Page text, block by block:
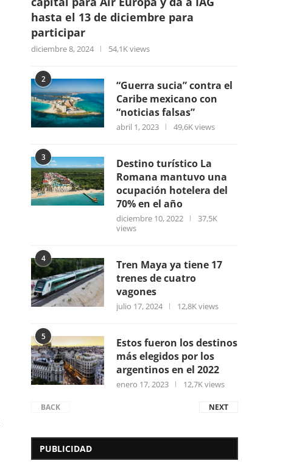
hasta el 13 de diciembre para
participar
diciembre 8, 2024 54,1K views
2
“Guerra sucia” contra el
Caribe mexicano con
“noticias falsas”
abril 1, 2023 49,6K views
3
Destino turístico La
Romana mantuvo una
ocupación hotelera del
70% en el año
diciembre 10, 2022
37,5K
views
4
Tren Maya ya tiene 17
trenes de cuatro
vagones
julio 17, 2024 12,8K views
5
Estos fueron los destinos
más elegidos por los
argentinos en el 2022
enero 17, 2023 12,7K views
BACK NEXT
PUBLICIDAD